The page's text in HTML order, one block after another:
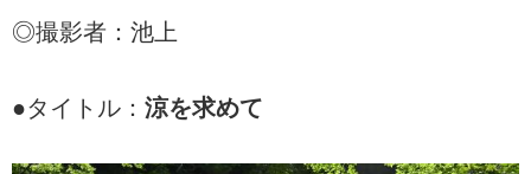
◎撮影者：池上
●タイトル： 涼を求めて